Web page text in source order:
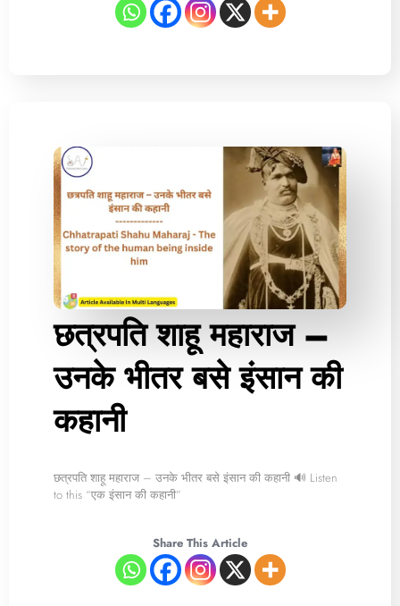
छत्रपति शाहू महाराज –
उनके भीतर बसे इंसान की
कहानी
छत्रपति शाहू महाराज – उनके भीतर बसे इंसान की कहानी 🔊 Listen
to this “एक इंसान की कहानी”
Share This Article